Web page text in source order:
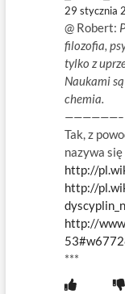
29 stycznia
@ Robert:
filozofia,
tylko z
Naukami
chemia.
——————–
Tak, z
nazywa
http://
http://
http://
***